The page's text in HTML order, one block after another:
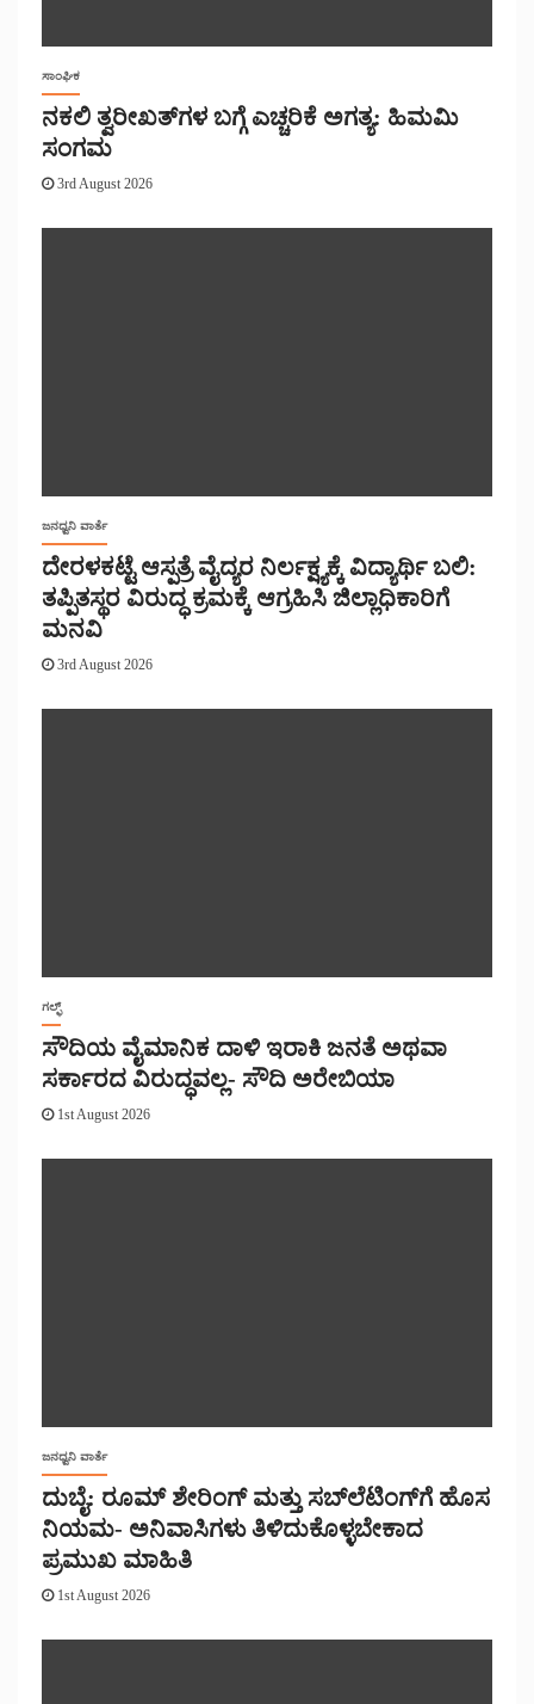
ಸಾಂಘಿಕ
ನಕಲಿ ತ್ವರೀಖತ್‌ಗಳ ಬಗ್ಗೆ ಎಚ್ಚರಿಕೆ ಅಗತ್ಯ: ಹಿಮಮಿ
ಸಂಗಮ
3rd August 2026
ಜನಧ್ವನಿ ವಾರ್ತೆ
ದೇರಳಕಟ್ಟೆ ಆಸ್ಪತ್ರೆ ವೈದ್ಯರ ನಿರ್ಲಕ್ಷ್ಯಕ್ಕೆ ವಿದ್ಯಾರ್ಥಿ ಬಲಿ:
ತಪ್ಪಿತಸ್ಥರ ವಿರುದ್ಧ ಕ್ರಮಕ್ಕೆ ಆಗ್ರಹಿಸಿ ಜಿಲ್ಲಾಧಿಕಾರಿಗೆ
ಮನವಿ
3rd August 2026
ಗಲ್ಫ್
ಸೌದಿಯ ವೈಮಾನಿಕ ದಾಳಿ ಇರಾಕಿ ಜನತೆ ಅಥವಾ
ಸರ್ಕಾರದ ವಿರುದ್ಧವಲ್ಲ- ಸೌದಿ ಅರೇಬಿಯಾ
1st August 2026
ಜನಧ್ವನಿ ವಾರ್ತೆ
ದುಬೈ: ರೂಮ್ ಶೇರಿಂಗ್ ಮತ್ತು ಸಬ್‌ಲೆಟಿಂಗ್‌ಗೆ ಹೊಸ
ನಿಯಮ- ಅನಿವಾಸಿಗಳು ತಿಳಿದುಕೊಳ್ಳಬೇಕಾದ
ಪ್ರಮುಖ ಮಾಹಿತಿ
1st August 2026